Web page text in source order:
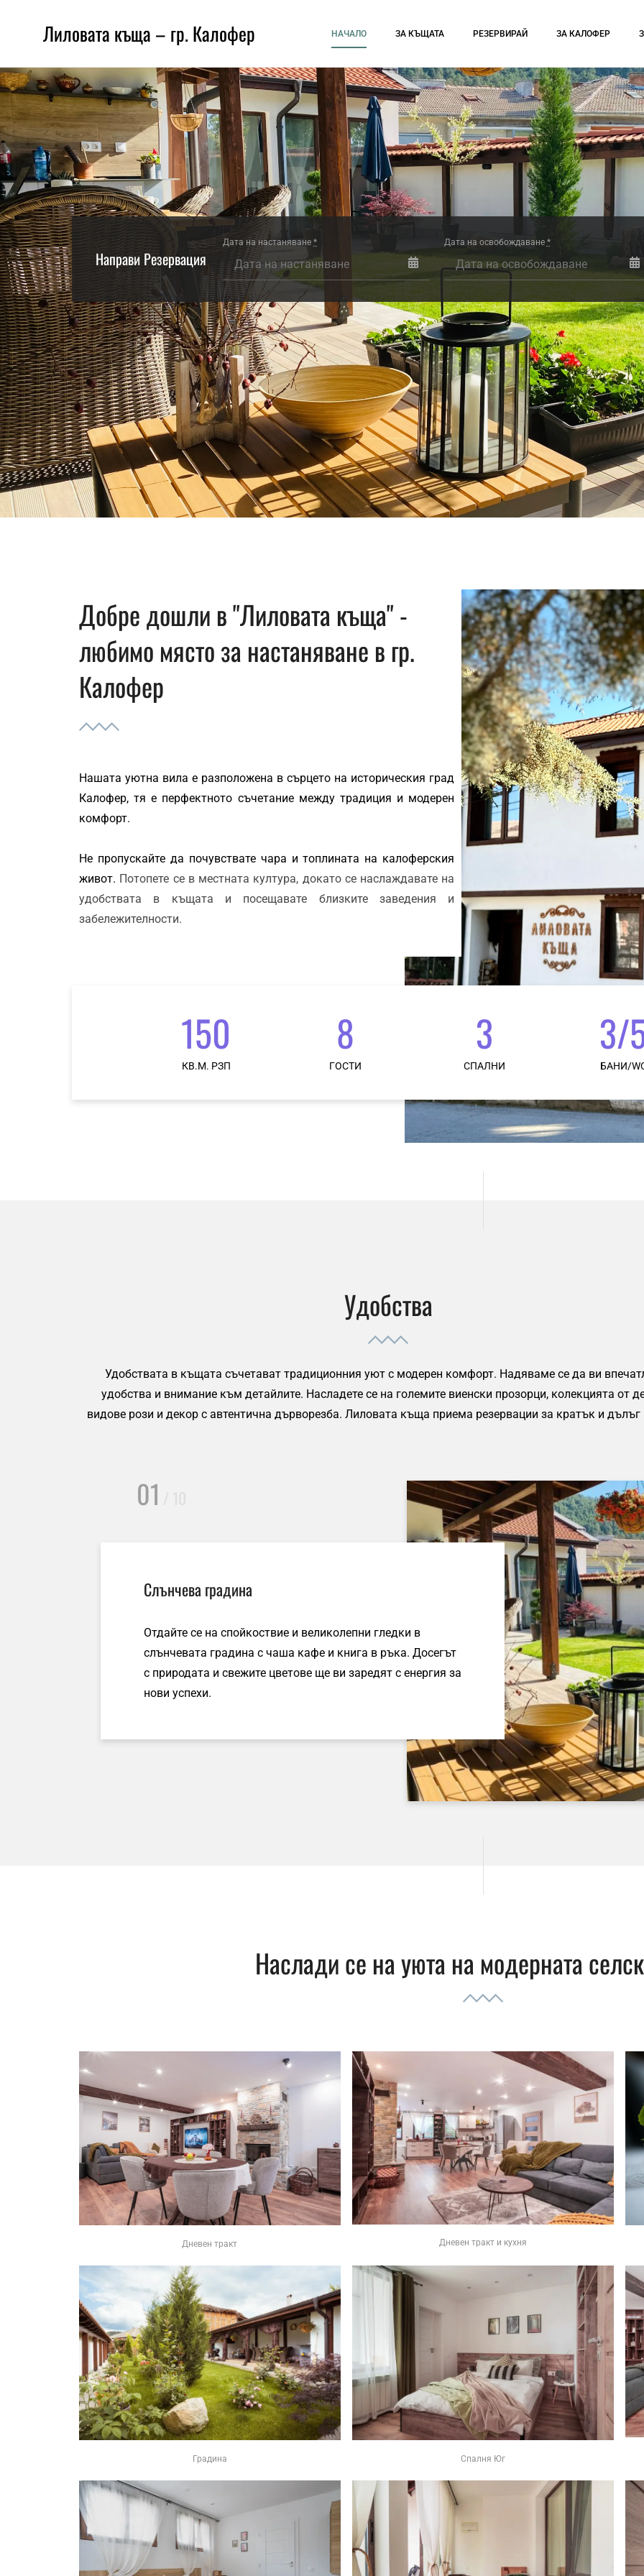
Лиловата къща – гр. Калофер НАЧАЛО ЗА КЪЩАТА РЕЗЕРВИРАЙ ЗА КАЛОФЕР
Направи Резервация
Дата на настаняване * Дата на освобождаване *
Добре дошли в "Лиловата къща" -
любимо място за настаняване в гр.
Калофер
Нашата уютна вила е разположена в сърцето на историческия град
Калофер, тя е перфектното съчетание между традиция и модерен
комфорт.
Не пропускайте да почувствате чара и топлината на калоферския
живот. Потопете се в местната култура, докато се наслаждавате на
удобствата в къщата и посещавате близките заведения и
забележителности.
150
КВ.М. РЗП
8
ГОСТИ
3
СПАЛНИ
3/
БАНИ/
Удобства
Удобствата в къщата съчетават традиционния уют с модерен комфорт. Надяваме се да ви
удобства и внимание към детайлите. Насладете се на големите виенски прозорци, колекцията от
видове рози и декор с автентична дърворезба. Лиловата къща приема резервации за кратък и дълъг
01
Слънчева градина
Отдайте се на спойкоствие и великолепни гледки в
слънчевата градина с чаша кафе и книга в ръка. Досегът
с природата и свежите цветове ще ви заредят с енергия за
нови успехи.
Наслади се на уюта на модерната
Дневен тракт Дневен тракт и кухня
Градина Спалня Юг